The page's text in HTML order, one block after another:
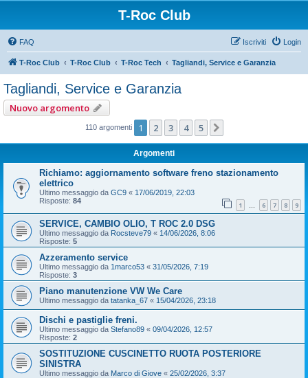
T-Roc Club
FAQ Login
Iscriviti
T-Roc Club T-Roc Club T-Roc Tech Tagliandi, Service e Garanzia
Tagliandi, Service e Garanzia
Nuovo argomento
110 argomenti 1 2 3 4 5
Argomenti
Richiamo: aggiornamento software freno stazionamento
elettrico
Ultimo messaggio da GC9 « 17/06/2019, 22:03
Risposte: 84 1 … 6 7 8 9
SERVICE, CAMBIO OLIO, T ROC 2.0 DSG
Ultimo messaggio da Rocsteve79 « 14/06/2026, 8:06
Risposte: 5
Azzeramento service
Ultimo messaggio da 1marco53 « 31/05/2026, 7:19
Risposte: 3
Piano manutenzione VW We Care
Ultimo messaggio da tatanka_67 « 15/04/2026, 23:18
Dischi e pastiglie freni.
Ultimo messaggio da Stefano89 « 09/04/2026, 12:57
Risposte: 2
SOSTITUZIONE CUSCINETTO RUOTA POSTERIORE
SINISTRA
Ultimo messaggio da Marco di Giove « 25/02/2026, 3:37